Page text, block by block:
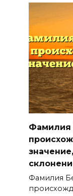
Фамилия
Фамилия